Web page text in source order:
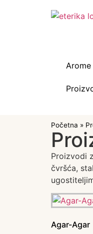
Početna »
Proizvodi
čvršća,
Agar-Agar